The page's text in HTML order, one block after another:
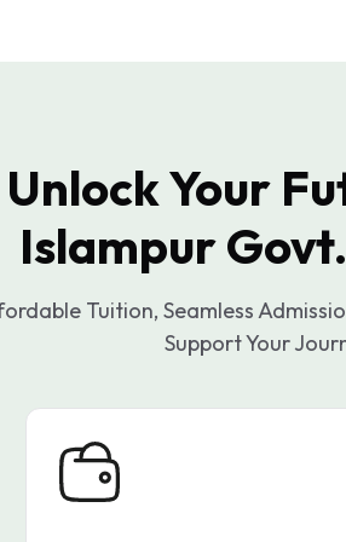
Unlock Your
Islampur
Tuition, Seamless
Support Your